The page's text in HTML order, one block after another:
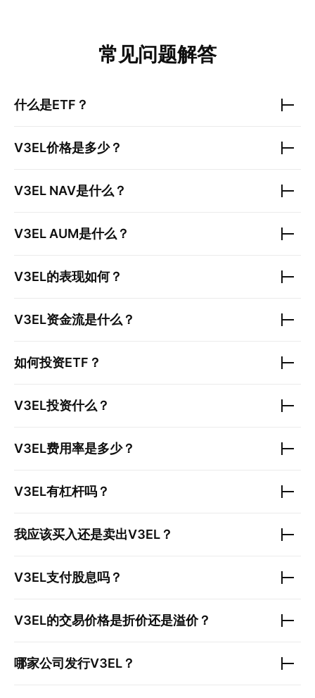
常见问题解答
什么是ETF？
V3EL价格是多少？
V3EL NAV是什么？
V3EL AUM是什么？
V3EL的表现如何？
V3EL资金流是什么？
如何投资ETF？
V3EL投资什么？
V3EL费用率是多少？
V3EL有杠杆吗？
我应该买入还是卖出V3EL ？
V3EL支付股息吗？
V3EL的交易价格是折价还是溢价？
哪家公司发行V3EL ？